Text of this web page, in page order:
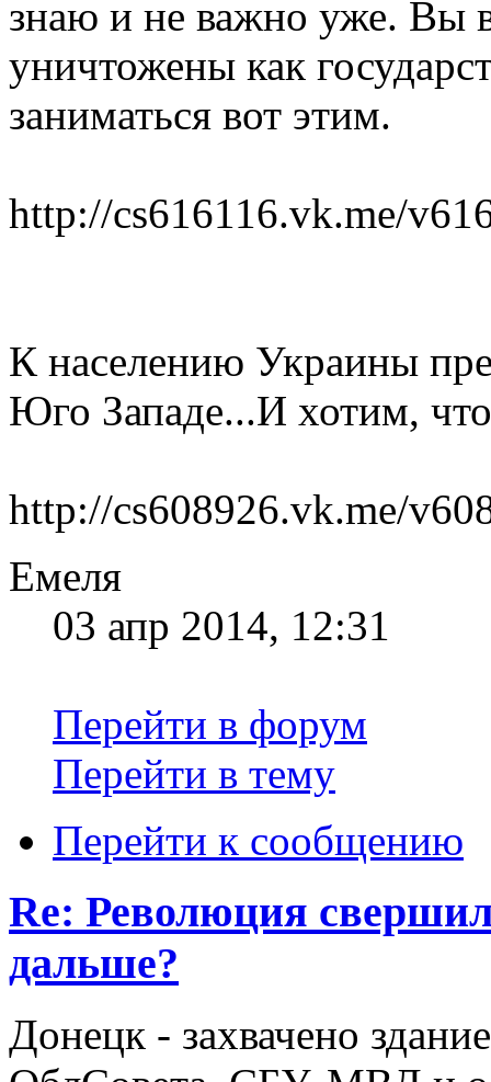
знаю и не важно уже. Вы
уничтожены как
заниматься вот этим.
http://cs616116.vk.me/
К населению Украины
Юго Западе...И хотим,
http://cs608926.vk.me/
Емеля
03 апр 2014, 12:31
Перейти в форум
Перейти в тему
Перейти к сообщению
Re: Революция
дальше?
Донецк - захвачено